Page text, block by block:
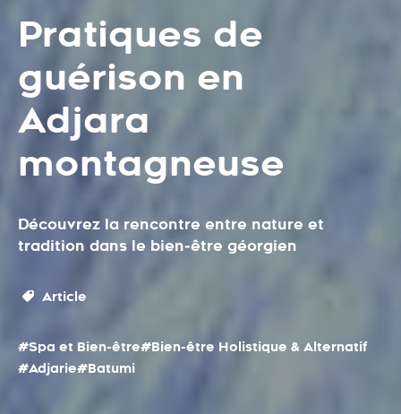
Pratiques de
guérison en
Adjara
montagneuse
Découvrez la rencontre entre nature et
tradition dans le bien‑être géorgien
Article
#Spa et Bien-être#Bien-être Holistique & Alternatif
#Adjarie#Batumi